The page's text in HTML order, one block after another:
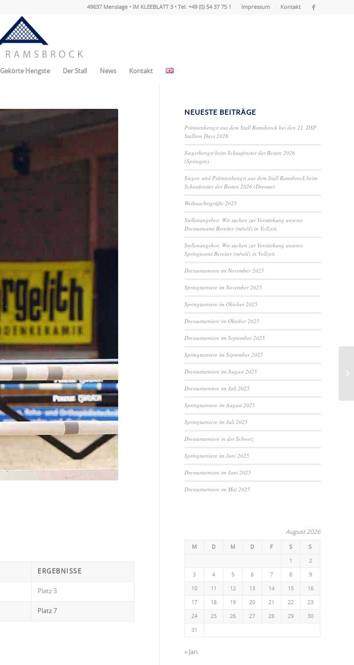
Impressum Kontakt
49637 Menslage • IM KLEEBLATT 3 • Tel: +49 (0) 54 37 75 1
Gekörte Hengste Der Stall News Kontakt
ERGEBNISSE
Platz 3
Platz 7
NEUESTE BEITRÄGE
Prämienhengst aus dem Stall Ramsbrock bei den 21. DSP
Stallion Days 2026
Siegerhengst beim Schaufenster der Besten 2026
(Springen)
Sieger- und Prämienhengst aus dem Stall Ramsbrock beim
Schaufenster der Besten 2026 (Dressur)
Weihnachtsgrüße 2025
Stellenangebot: Wir suchen zur Verstärkung unseres
Dressurteams Bereiter (m/w/d) in Vollzeit.
Stellenangebot: Wir suchen zur Verstärkung unseres
Springteams Bereiter (m/w/d) in Vollzeit.
Dressurturniere im November 2025
Springturniere im November 2025
Springturniere im Oktober 2025
Dressurturniere im Oktober 2025
Dressurturniere im September 2025
Springturniere im September 2025
Dressurturniere im August 2025
Dressurturniere im Juli 2025
Springturniere im August 2025
Springturniere im Juli 2025
Dressurturniere in der Schweiz
Springturniere im Juni 2025
Dressurturniere im Juni 2025
Dressurturniere im Mai 2025
August 2026
M D M D F S S
1 2
3 4 5 6 7 8 9
10 11 12 13 14 15 16
17 18 19 20 21 22 23
24 25 26 27 28 29 30
31
« Jan.